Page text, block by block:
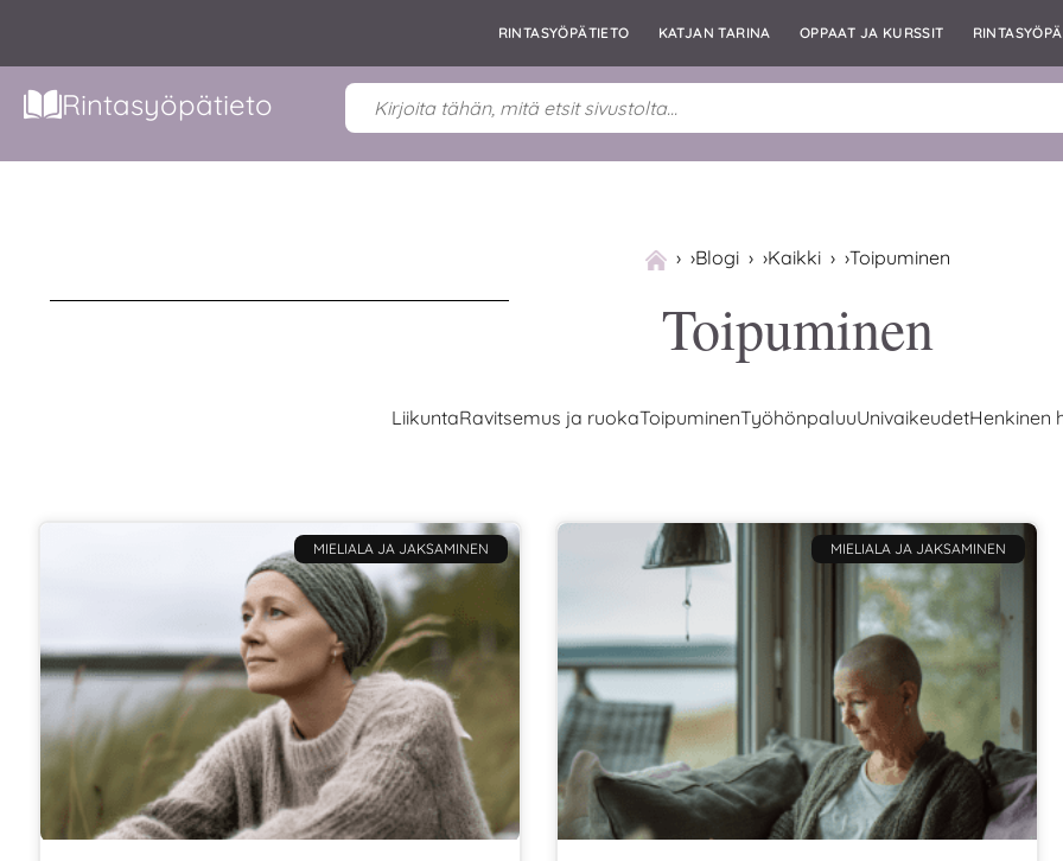
RINTASYÖPÄTIETO KATJAN TARINA OPPAAT JA KURSSIT
Rintasyöpätieto
›Blogi ›Kaikki ›Toipuminen
Toipuminen
LiikuntaRavitsemus ja ruokaToipuminenTyöhönpaluuUnivaikeudetHenkinen
MIELIALA JA JAKSAMINEN MIELIALA JA JAKSAMINEN